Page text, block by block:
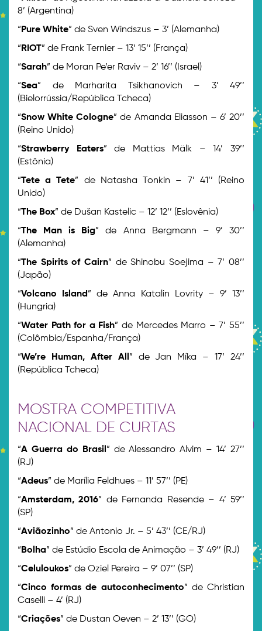
8’ (Argentina)
“ Pure White” de Sven Windszus – 3’ (Alemanha)
“ RIOT” de Frank Ternier – 13’ 15’’ (França)
“Sarah” de Moran Pe’er Raviv – 2’ 16’’ (Israel)
“Sea” de Marharita Tsikhanovich – 3’ 49’’
(Bielorrússia/República Tcheca)
“Snow White Cologne” de Amanda Eliasson – 6’ 20’’
(Reino Unido)
“Strawberry Eaters” de Mattias Mälk – 14’ 39’’
(Estônia)
“Tete a Tete” de Natasha Tonkin – 7’ 41’’ (Reino
Unido)
“The Box” de Dušan Kastelic – 12’ 12’’ (Eslovênia)
“The Man is Big” de Anna Bergmann – 9’ 30’’
(Alemanha)
“The Spirits of Cairn” de Shinobu Soejima – 7’ 08’’
(Japão)
“Volcano Island ” de Anna Katalin Lovrity – 9’ 13’’
(Hungria)
“Water Path for a Fish” de Mercedes Marro – 7’ 55’’
(Colômbia/Espanha/França)
“We’re Human, After All ” de Jan Míka – 17’ 24’’
(República Tcheca)
MOSTRA COMPETITIVA
NACIONAL DE CURTAS
“A Guerra do Brasil ” de Alessandro Alvim – 14’ 27’’
(RJ)
“Adeus” de Marília Feldhues – 11’ 57’’ (PE)
“Amsterdam, 2016” de Fernanda Resende – 4’ 59’’
(SP)
“Aviãozinho” de Antonio Jr. – 5’ 43’’ (CE/RJ)
“ Bolha” de Estúdio Escola de Animação – 3’ 49’’ (RJ)
“Celuloukos” de Oziel Pereira – 9’ 07’’ (SP)
“Cinco formas de autoconhecimento” de Christian
Caselli – 4’ (RJ)
“Criações” de Dustan Oeven – 2’ 13’’ (GO)